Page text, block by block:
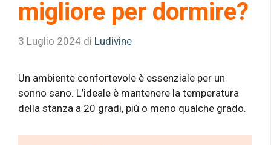
migliore per dormire?
3 Luglio 2024 di Ludivine
Un ambiente confortevole è essenziale per un
sonno sano. L’ideale è mantenere la temperatura
della stanza a 20 gradi, più o meno qualche grado.